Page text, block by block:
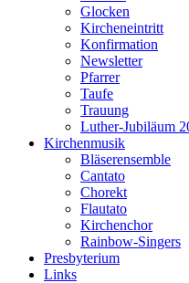
Glocken
Kircheneintritt
Konfirmation
Newsletter
Pfarrer
Taufe
Trauung
Luther-Jubiläum
Kirchenmusik
Bläserensemble
Cantato
Chorekt
Flautato
Kirchenchor
Rainbow-Singers
Presbyterium
Links